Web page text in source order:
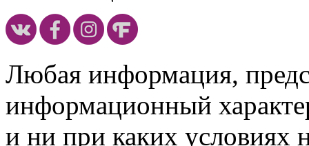
Любая информация,
информационный
и ни при каких условиях